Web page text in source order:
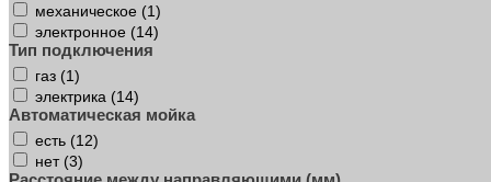
механическое (1)
электронное (14)
Тип подключения
газ (1)
электрика (14)
Автоматическая мойка
есть (12)
нет (3)